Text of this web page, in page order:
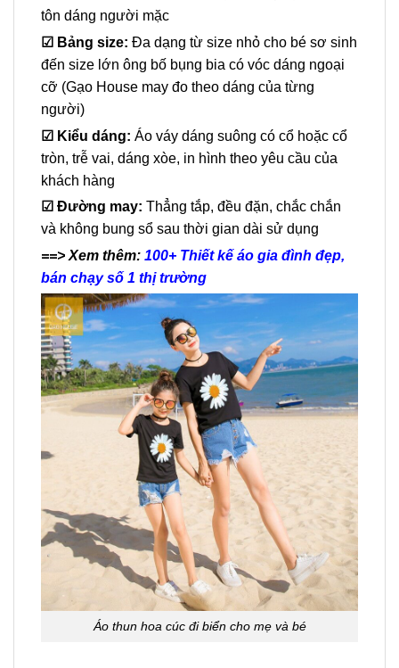
tôn dáng người mặc
☑ Bảng size: Đa dạng từ size nhỏ cho bé sơ sinh
đến size lớn ông bố bụng bia có vóc dáng ngoại
cỡ (Gạo House may đo theo dáng của từng
người)
☑ Kiểu dáng: Áo váy dáng suông có cổ hoặc cổ
tròn, trễ vai, dáng xòe, in hình theo yêu cầu của
khách hàng
☑ Đường may: Thẳng tắp, đều đặn, chắc chắn
và không bung sổ sau thời gian dài sử dụng
==> Xem thêm: 100+ Thiết kế áo gia đình đẹp,
bán chạy số 1 thị trường
Áo thun hoa cúc đi biển cho mẹ và bé